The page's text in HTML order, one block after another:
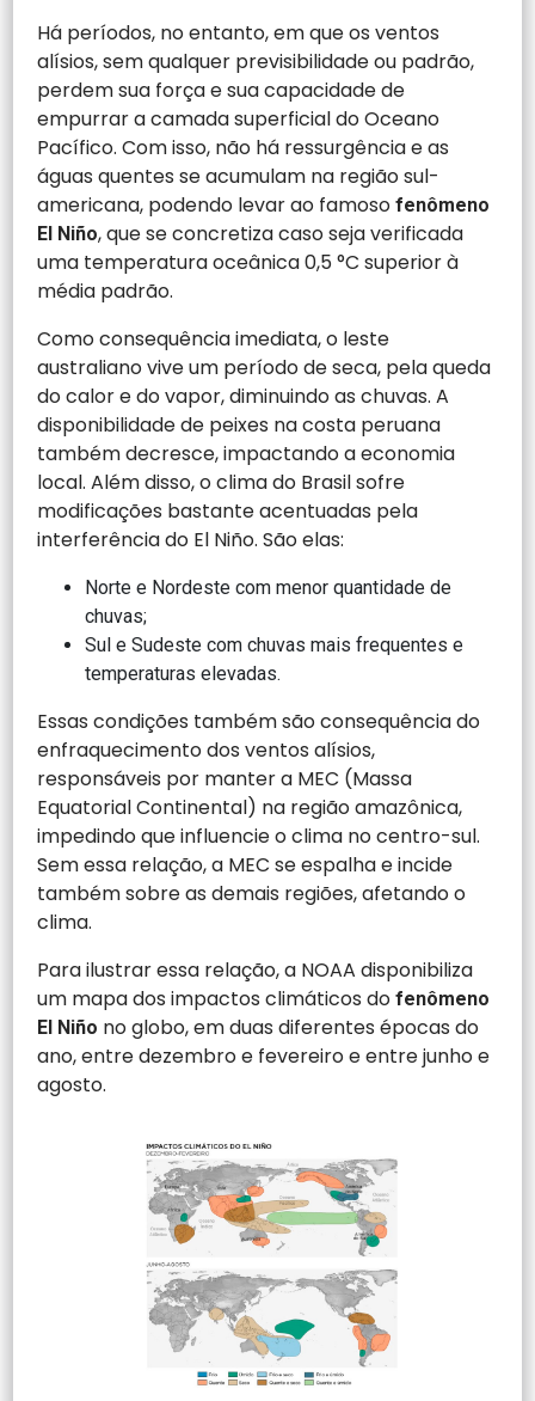
Há períodos, no entanto, em que os ventos
alísios, sem qualquer previsibilidade ou padrão,
perdem sua força e sua capacidade de
empurrar a camada superficial do Oceano
Pacífico. Com isso, não há ressurgência e as
águas quentes se acumulam na região sul-
americana, podendo levar ao famoso fenômeno
El Niño, que se concretiza caso seja verificada
uma temperatura oceânica 0,5 °C superior à
média padrão.
Como consequência imediata, o leste
australiano vive um período de seca, pela queda
do calor e do vapor, diminuindo as chuvas. A
disponibilidade de peixes na costa peruana
também decresce, impactando a economia
local. Além disso, o clima do Brasil sofre
modificações bastante acentuadas pela
interferência do El Niño. São elas:
Norte e Nordeste com menor quantidade de
chuvas;
Sul e Sudeste com chuvas mais frequentes e
temperaturas elevadas.
Essas condições também são consequência do
enfraquecimento dos ventos alísios,
responsáveis por manter a MEC (Massa
Equatorial Continental) na região amazônica,
impedindo que influencie o clima no centro-sul.
Sem essa relação, a MEC se espalha e incide
também sobre as demais regiões, afetando o
clima.
Para ilustrar essa relação, a NOAA disponibiliza
um mapa dos impactos climáticos dofenômeno
El Niño no globo, em duas diferentes épocas do
ano, entre dezembro e fevereiro e entre junho e
agosto.